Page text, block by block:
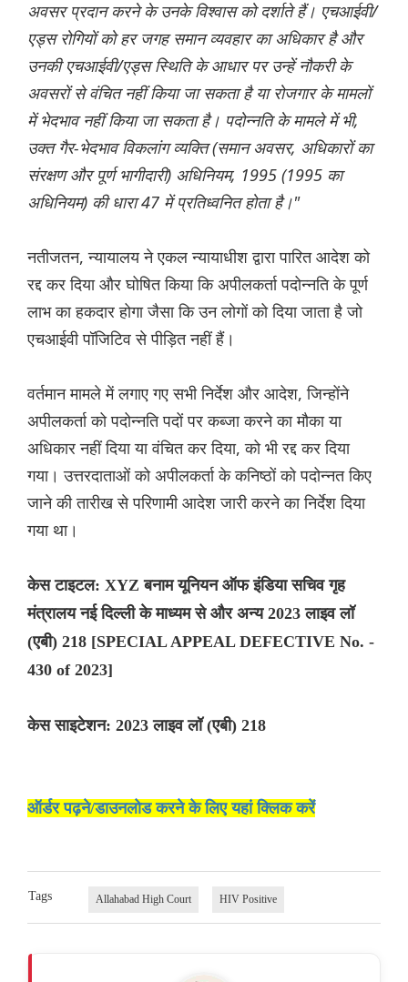
अवसर प्रदान करने के उनके विश्वास को दर्शाते हैं। एचआईवी/
एड्स रोगियों को हर जगह समान व्यवहार का अधिकार है और
उनकी एचआईवी/एड्स स्थिति के आधार पर उन्हें नौकरी के
अवसरों से वंचित नहीं किया जा सकता है या रोजगार के मामलों
में भेदभाव नहीं किया जा सकता है। पदोन्नति के मामले में भी,
उक्त गैर-भेदभाव विकलांग व्यक्ति (समान अवसर, अधिकारों का
संरक्षण और पूर्ण भागीदारी) अधिनियम, 1995 (1995 का
अधिनियम) की धारा 47 में प्रतिध्वनित होता है।"
नतीजतन, न्यायालय ने एकल न्यायाधीश द्वारा पारित आदेश को
रद्द कर दिया और घोषित किया कि अपीलकर्ता पदोन्नति के पूर्ण
लाभ का हकदार होगा जैसा कि उन लोगों को दिया जाता है जो
एचआईवी पॉजिटिव से पीड़ित नहीं हैं।
वर्तमान मामले में लगाए गए सभी निर्देश और आदेश, जिन्होंने
अपीलकर्ता को पदोन्नति पदों पर कब्जा करने का मौका या
अधिकार नहीं दिया या वंचित कर दिया, को भी रद्द कर दिया
गया। उत्तरदाताओं को अपीलकर्ता के कनिष्ठों को पदोन्नत किए
जाने की तारीख से परिणामी आदेश जारी करने का निर्देश दिया
गया था।
केस टाइटल: XYZ बनाम यूनियन ऑफ इंडिया सचिव गृह
मंत्रालय नई दिल्ली के माध्यम से और अन्य 2023 लाइव लॉ
(एबी) 218 [SPECIAL APPEAL DEFECTIVE No. -
430 of 2023]
केस साइटेशन: 2023 लाइव लॉ (एबी) 218
ऑर्डर पढ़ने/डाउनलोड करने के लिए यहां क्लिक करें
Tags Allahabad High Court HIV Positive